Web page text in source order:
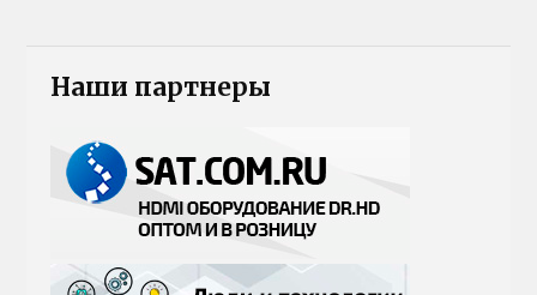
Наши партнеры